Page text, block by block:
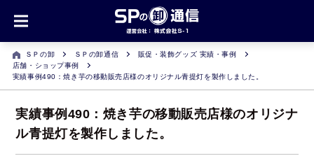
ＳＰの卸 ＳＰの卸通信
販促・装飾グッズ 実績・事例
店舗・ショップ事例
実績事例490：焼き芋の移動販売店様のオリジナル青提灯を製作しました。
実績事例490：焼き芋の移動販売店様のオリジナ
ル青提灯を製作しました。